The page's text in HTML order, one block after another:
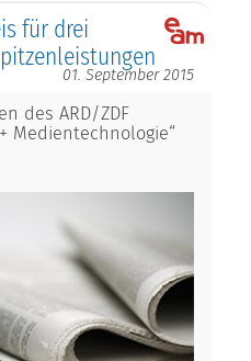
für drei
01. September 2015
des ARD/ZDF
Medientechnologie“